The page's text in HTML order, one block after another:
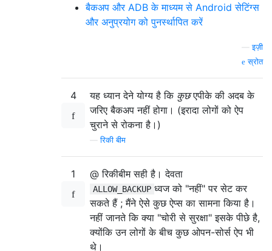
बैकअप और ADB के माध्यम से Android सेटिंग्स
और अनुप्रयोग को पुनर्स्थापित करें
—इज़ी
स्रोत
4 यह ध्यान देने योग्य है कि कुछएपीके की अदब के
जरिए बैकअप नहीं होगा। (इरादा लोगों को ऐप
चुराने से रोकना है।)
—रिकी बीम
1 @ रिकीबीम सही है। देवता
ALLOW_BACKUP ध्वज को "नहीं" पर सेट कर
सकते हैं ; मैंने ऐसे कुछ ऐप्स का सामना किया है।
नहीं जानते कि क्या "चोरी से सुरक्षा" इसके पीछे है,
क्योंकि उन लोगों के बीच कुछ ओपन-सोर्स ऐप भी
थे।